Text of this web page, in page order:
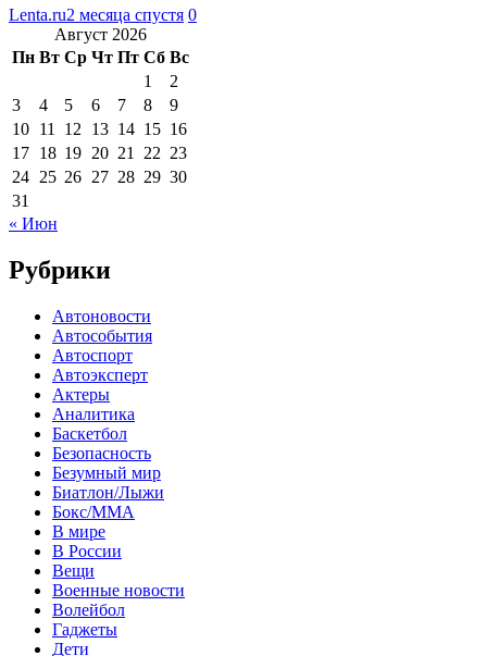
Lenta.ru2 месяца спустя 0
Август 2026
Пн Вт Ср Чт Пт Сб Вс
1
2
3
4 5 6 7 8
9
10 11 12 13 14 15 16
17 18 19 20 21 22 23
24 25 26 27 28 29 30
31
« Июн
Рубрики
Автоновости
Автособытия
Автоспорт
Автоэксперт
Актеры
Аналитика
Баскетбол
Безопасность
Безумный мир
Биатлон/Лыжи
Бокс/MMA
В мире
В России
Вещи
Военные новости
Волейбол
Гаджеты
Дети